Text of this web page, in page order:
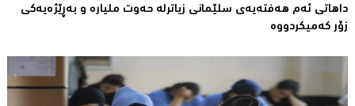
داهاتی ئەم هه‌فته‌یەی سلێمانی زیاترلە حەوت ملیارە و بەڕێژەیەکى
زۆر کەمیکردووە